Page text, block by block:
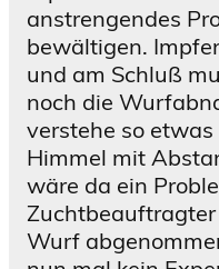
anstrengendes
bewältigen.
und am Schluß
noch die
verstehe so
Himmel mit
wäre da ein
Wurf